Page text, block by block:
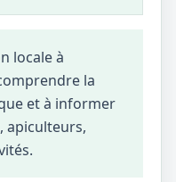
locale à
la
et à informer
apiculteurs,